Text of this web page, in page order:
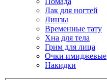
Лак для ногтей
Линзы
Временные тату
Хна для тела
Грим для лица
Очки имиджевые
Накидки